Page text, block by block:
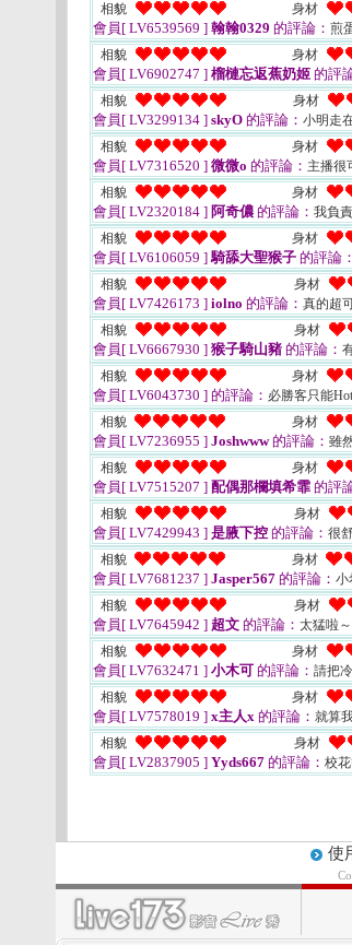
相貌 身材
會員[ LV6539569 ] 翰翰0329 的評論： 煎
相貌 身材
會員[ LV6902747 ] 榴槤忘返蕉奶姬 的評
相貌 身材
會員[ LV3299134 ] skyO 的評論： 小明走
相貌 身材
會員[ LV7316520 ] 微微o 的評論： 主播很
相貌 身材
會員[ LV2320184 ] 阿奇儂 的評論： 我負
相貌 身材
會員[ LV6106059 ]騎舔大聖猴子 的評論：
相貌 身材
會員[ LV7426173 ] iolno 的評論： 真的超
相貌 身材
會員[ LV6667930 ] 猴子騎山豬 的評論：
相貌 身材
會員[ LV6043730 ] 的評論： 必勝客只能
相貌 身材
會員[ LV7236955 ] Joshwww的評論： 雖
相貌 身材
會員[ LV7515207 ] 配偶那欄填希霏 的評
相貌 身材
會員[ LV7429943 ] 是腋下控 的評論： 很
相貌 身材
會員[ LV7681237 ] Jasper567 的評論： 小
相貌 身材
會員[ LV7645942 ] 超文 的評論： 太猛啦～
相貌 身材
會員[ LV7632471 ] 小木可 的評論： 請把
相貌 身材
會員[ LV7578019 ] x主人x 的評論： 就算
相貌 身材
會員[ LV2837905 ] Yyds667 的評論： 校
使